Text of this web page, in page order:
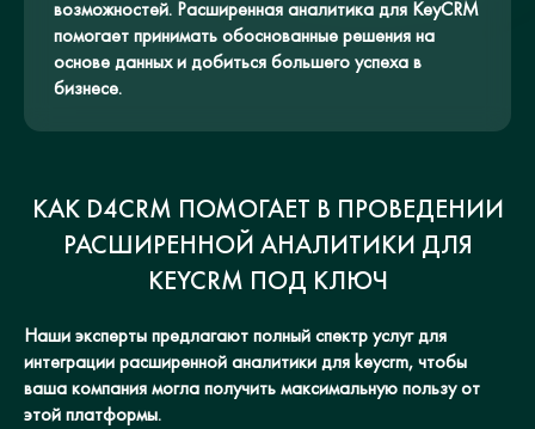
возможностей. Расширенная аналитика для KeyCRM
помогает принимать обоснованные решения на
основе данных и добиться большего успеха в
бизнесе.
КАК D4CRM ПОМОГАЕТ В ПРОВЕДЕНИИ
РАСШИРЕННОЙ АНАЛИТИКИ ДЛЯ
KEYCRM ПОД КЛЮЧ
Наши эксперты предлагают полный спектр услуг для
интеграции расширенной аналитики для keycrm, чтобы
ваша компания могла получить максимальную пользу от
этой платформы.